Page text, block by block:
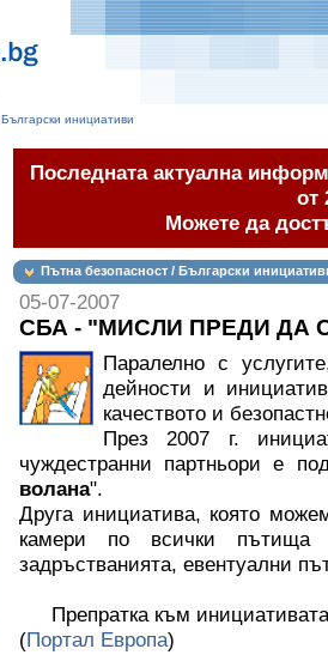
Български инициативи
Последната актуална
от
Можете да
Пътна безопасност / Български
05-07-2007
СБА - "МИСЛИ ПРЕДИ ДА
Паралелно с
дейности и
качеството и
През 2007 г.
чуждестранни партньори е
волана".
Друга инициатива, която
камери по всички пътища
задръстванията, евентуални
Препратка към
(Портал Европа)